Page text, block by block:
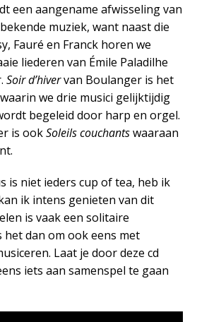
een aangename afwisseling van
muziek, want naast die
Fauré en Franck horen we
liederen van Émile Paladilhe
Soir d’hivervan Boulanger is het
we drie musici gelijktijdig
begeleid door harp en orgel.
is ookSoleils couchantswaaraan
is niet ieders cup of tea, heb ik
ik intens genieten van dit
is vaak een solitaire
het dan om ook eens met
Laat je door deze cd
iets aan samenspel te gaan